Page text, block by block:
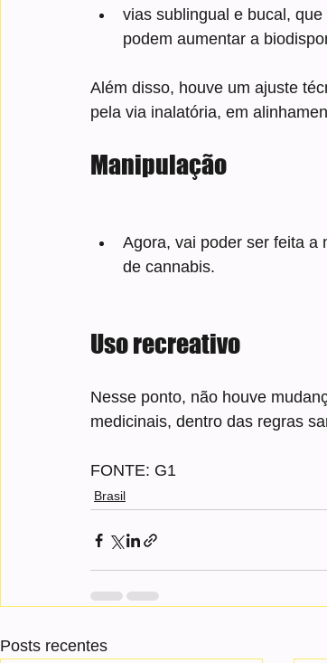
vias sublingual e bucal,
podem aumentar a
Além disso, houve um ajuste
pela via inalatória, em
Manipulação
Agora, vai poder ser feita a
de cannabis.
Uso recreativo
Nesse ponto, não houve
medicinais, dentro das regras
FONTE: G1
Brasil
Posts recentes